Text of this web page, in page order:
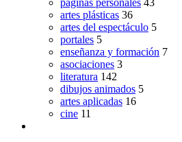
artes plásticas 36
artes del espectáculo 5
portales 5
enseñanza y formación 7
asociaciones 3
literatura 142
dibujos animados 5
artes aplicadas 16
cine 11